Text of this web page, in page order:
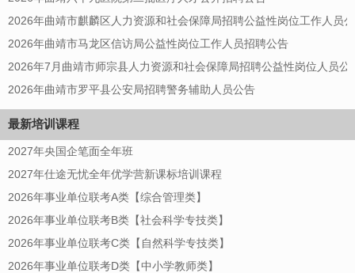
2026年曲靖市麒麟区人力资源和社会保障局招聘公益性岗位工作人员
2026年曲靖市马龙区信访局公益性岗位工作人员招聘公告
2026年7月曲靖市师宗县人力资源和社会保障局招聘公益性岗位人员公
2026年曲靖市罗平县公安局招聘警务辅助人员公告
最新培训课程
2027年央国企笔面全年班
2027年仕途无忧全年优学营新课标培训课程
2026年事业单位联考A类【综合管理类】
2026年事业单位联考B类【社会科学专技类】
2026年事业单位联考C类【自然科学专技类】
2026年事业单位联考D类【中小学教师类】